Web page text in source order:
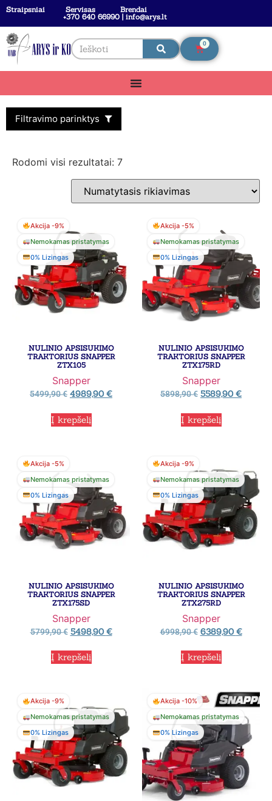
Straipsniai Servisas
Brendai
+370 640 66990 | info@arys.lt
0
Filtravimo parinktys
Rodomi visi rezultatai: 7
Akcija -9%
Nemokamas pristatymas
0% Lizingas
NULINIO APSISUKIMO
TRAKTORIUS SNAPPER
ZTX105
Snapper
5499,90€ 4989,90€
Į krepšelį
Akcija -5%
Nemokamas pristatymas
0% Lizingas
NULINIO APSISUKIMO
TRAKTORIUS SNAPPER
ZTX175RD
Snapper
5898,90€ 5589,90€
Į krepšelį
Akcija -5%
Nemokamas pristatymas
0% Lizingas
NULINIO APSISUKIMO
TRAKTORIUS SNAPPER
ZTX175SD
Snapper
5799,90€ 5498,90€
Į krepšelį
Akcija -9%
Nemokamas pristatymas
0% Lizingas
NULINIO APSISUKIMO
TRAKTORIUS SNAPPER
ZTX275RD
Snapper
6998,90€ 6389,90€
Į krepšelį
Akcija -9%
Nemokamas pristatymas
0% Lizingas
Akcija -10%
Nemokamas pristatymas
0% Lizingas